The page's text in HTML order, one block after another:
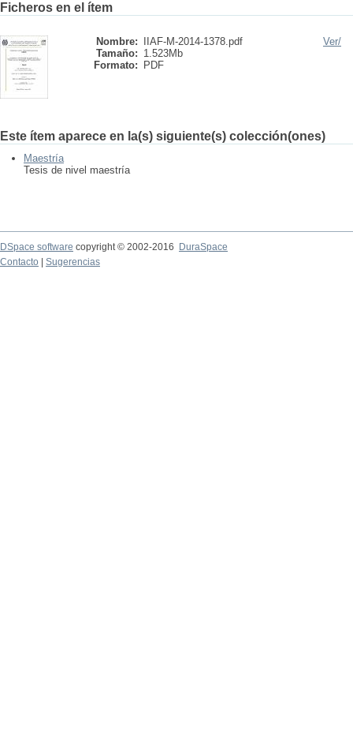
Ficheros en el ítem
Nombre:
IIAF-M-2014-1378.pdf
Tamaño: 1.523Mb
Formato:
PDF
Ver/
Este ítem aparece en la(s) siguiente(s) colección(ones)
Maestría
Tesis de nivel maestría
DSpace software copyright © 2002-2016
DuraSpace
Contacto
Sugerencias